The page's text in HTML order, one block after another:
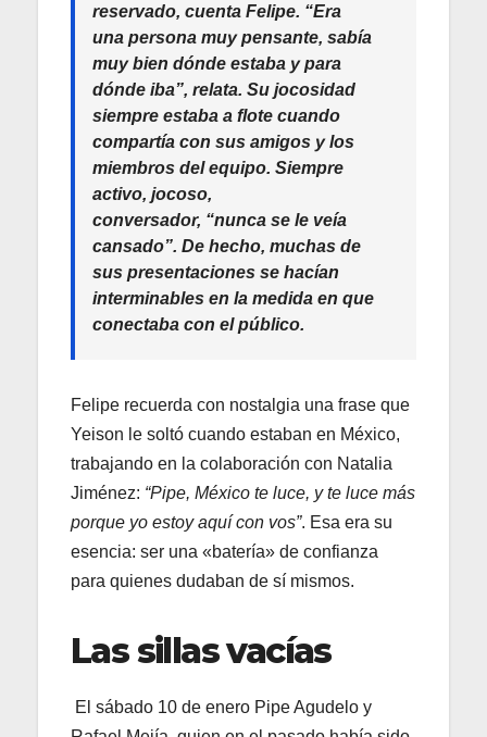
reservado, cuenta Felipe. “Era
una persona muy pensante, sabía
muy bien dónde estaba y para
dónde iba”, relata. Su jocosidad
siempre estaba a flote cuando
compartía con sus amigos y los
miembros del equipo. Siempre
activo, jocoso,
conversador, “nunca se le veía
cansado”. De hecho, muchas de
sus presentaciones se hacían
interminables en la medida en que
conectaba con el público.
Felipe recuerda con nostalgia una frase que
Yeison le soltó cuando estaban en México,
trabajando en la colaboración con Natalia
Jiménez: “Pipe, México te luce, y te luce más
porque yo estoy aquí con vos”. Esa era su
esencia: ser una «batería» de confianza
para quienes dudaban de sí mismos.
Las sillas vacías
El sábado 10 de enero Pipe Agudelo y